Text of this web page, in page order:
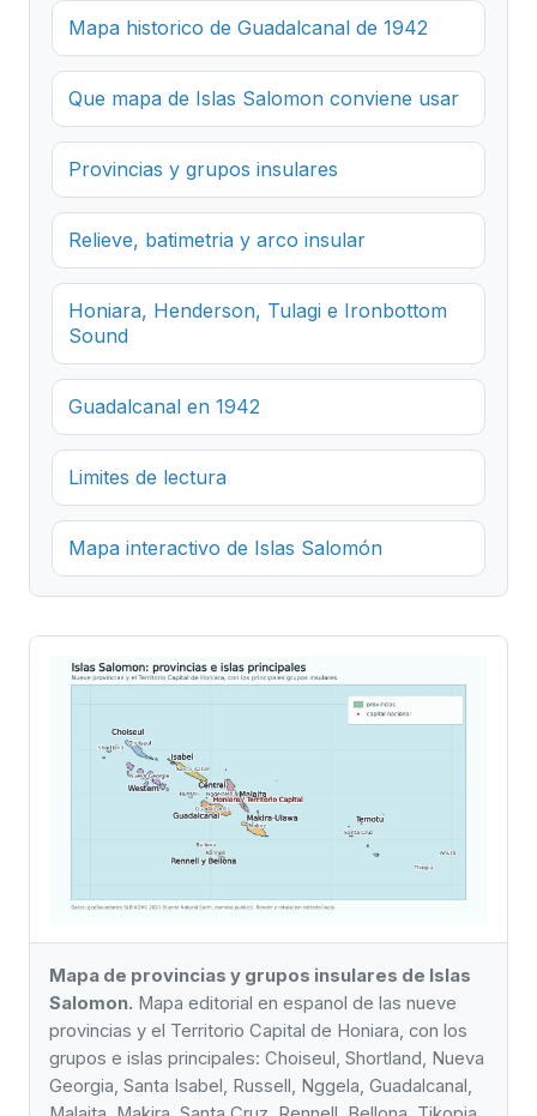
Mapa historico de Guadalcanal de 1942
Que mapa de Islas Salomon conviene usar
Provincias y grupos insulares
Relieve, batimetria y arco insular
Honiara, Henderson, Tulagi e Ironbottom
Sound
Guadalcanal en 1942
Limites de lectura
Mapa interactivo de Islas Salomón
Mapa de provincias y grupos insulares de Islas
Salomon. Mapa editorial en espanol de las nueve
provincias y el Territorio Capital de Honiara, con los
grupos e islas principales: Choiseul, Shortland, Nueva
Georgia, Santa Isabel, Russell, Nggela, Guadalcanal,